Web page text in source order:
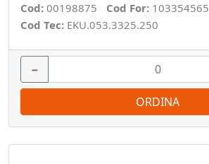
Cod: 00198875 Cod For: 103354565
Cod Tec: EKU.053.3325.250
−
ORDINA